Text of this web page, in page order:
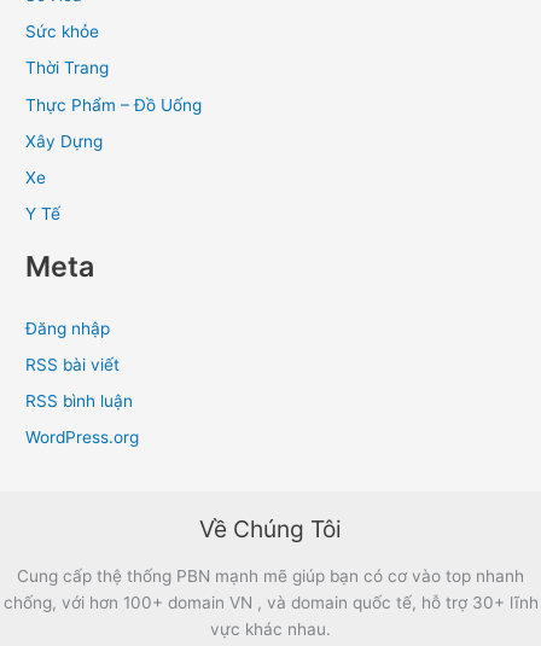
Sức khỏe
Thời Trang
Thực Phẩm – Đồ Uống
Xây Dựng
Xe
Y Tế
Meta
Đăng nhập
RSS bài viết
RSS bình luận
WordPress.org
Về Chúng Tôi
Cung cấp thệ thống PBN mạnh mẽ giúp bạn có cơ vào top nhanh
chống, với hơn 100+ domain VN , và domain quốc tế, hỗ trợ 30+ lĩnh
vực khác nhau.